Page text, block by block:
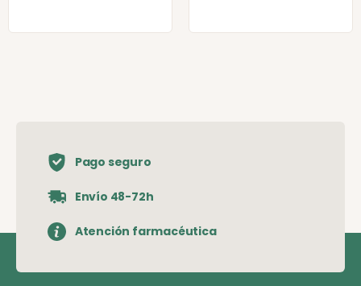
Pago seguro
Envío 48-72h
Atención farmacéutica